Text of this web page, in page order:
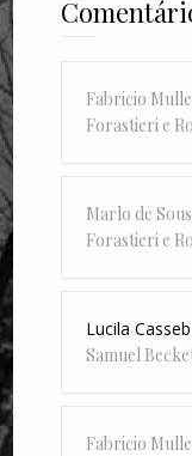
Fabricio
Forastieri e
Marlo de
Forastieri e
Lucila
Samuel
Fabricio